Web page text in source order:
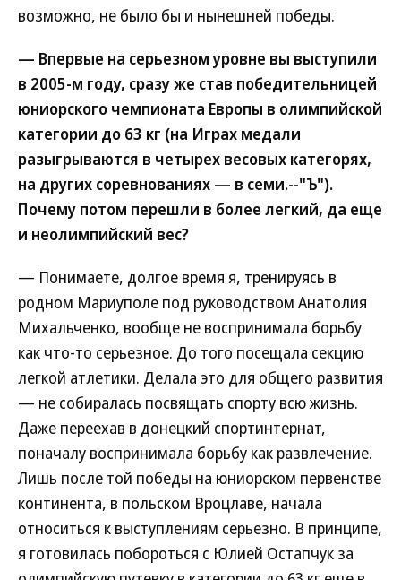
возможно, не было бы и нынешней победы.
— Впервые на серьезном уровне вы выступили
в 2005-м году, сразу же став победительницей
юниорского чемпионата Европы в олимпийской
категории до 63 кг (на Играх медали
разыгрываются в четырех весовых категорях,
на других соревнованиях — в семи.--"Ъ").
Почему потом перешли в более легкий, да еще
и неолимпийский вес?
— Понимаете, долгое время я, тренируясь в
родном Мариуполе под руководством Анатолия
Михальченко, вообще не воспринимала борьбу
как что-то серьезное. До того посещала секцию
легкой атлетики. Делала это для общего развития
— не собиралась посвящать спорту всю жизнь.
Даже переехав в донецкий спортинтернат,
поначалу воспринимала борьбу как развлечение.
Лишь после той победы на юниорском первенстве
континента, в польском Вроцлаве, начала
относиться к выступлениям серьезно. В принципе,
я готовилась побороться с Юлией Остапчук за